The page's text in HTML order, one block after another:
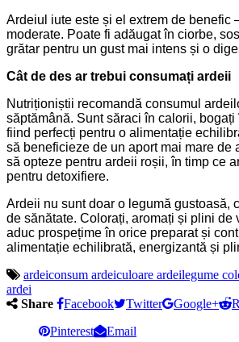
Ardeiul iute este și el extrem de benefic
moderate. Poate fi adăugat în ciorbe,
grătar pentru un gust mai intens și o
Cât de des ar trebui consumați ardeii
Nutriționiștii recomandă consumul
săptămână. Sunt săraci în calorii, bogați
fiind perfecți pentru o alimentație
să beneficieze de un aport mai mare de
să opteze pentru ardeii roșii, în timp ce
pentru detoxifiere.
Ardeii nu sunt doar o legumă gustoasă,
de sănătate. Colorați, aromați și plini de
aduc prospețime în orice preparat și
alimentație echilibrată, energizantă și
ardeiconsum ardeiculoare ardeilegume
ardei
Share
Facebook Twitter Google+
Pinterest
Email